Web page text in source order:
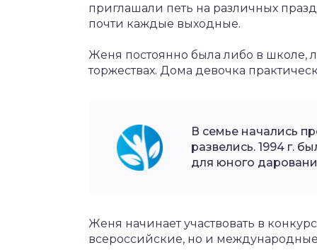
приглашали петь на различных
почти каждые выходные.
Женя постоянно была либо в школе,
торжествах. Дома девочка
В семье начались
развелись. 1994 г.
для юного
Женя начинает участвовать в
всероссийские, но и